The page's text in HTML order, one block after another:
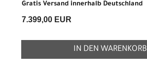
Gratis Versand innerhalb Deutschland
7.399,00 EUR
IN DEN WARENKORB